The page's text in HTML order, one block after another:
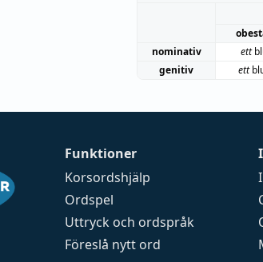
nominativ
ett
genitiv
ett
Funktioner
Korsordshjälp
Ordspel
Uttryck och ordspråk
Föreslå nytt ord